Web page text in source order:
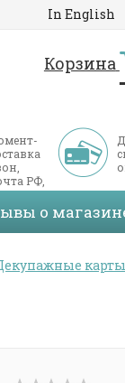
In English
Корзина
РФ,
о
карты